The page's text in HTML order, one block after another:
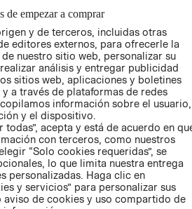
RELACIÓN
POLÍTICA
de empezar a comprar
y de terceros, incluidas otras
editores externos, para ofrecerle la
nuestro sitio web, personalizar su
análisis y entregar publicidad
sitios web, aplicaciones y boletines
a través de plataformas de redes
información sobre el usuario,
y el dispositivo.
todas”, acepta y está de acuerdo en
con terceros, como nuestros
“Solo cookies requeridas”, se
lo que limita nuestra entrega
personalizadas. Haga clic en
y servicios” para personalizar sus
aviso de cookies y uso compartido de